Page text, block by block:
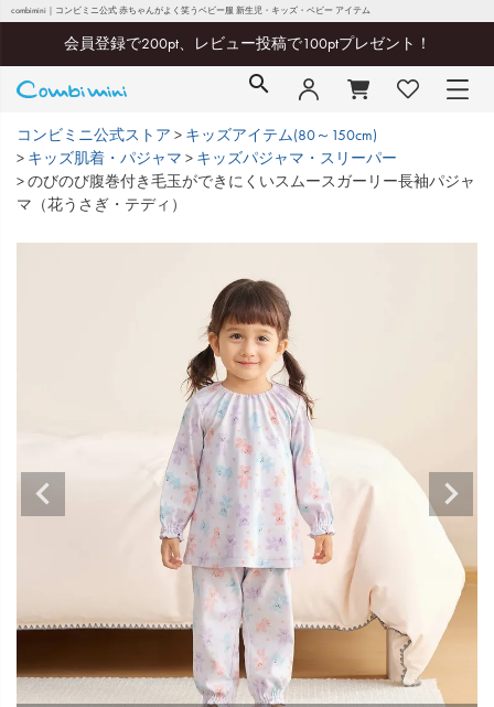
combimini｜コンビミニ公式 赤ちゃんがよく笑うベビー服 新生児・キッズ・ベビー アイテム
会員登録で200pt、レビュー投稿で100ptプレゼント！
コンビミニ公式ストア
キッズアイテム(80～150cm)
キッズ肌着・パジャマ
キッズパジャマ・スリーパー
のびのび腹巻付き毛玉ができにくいスムースガーリー長袖パジャ
マ（花うさぎ・テディ）